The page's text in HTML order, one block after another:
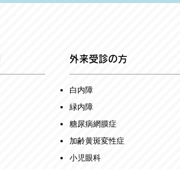
外来受診の方
白内障
緑内障
糖尿病網膜症
加齢黄斑変性症
小児眼科